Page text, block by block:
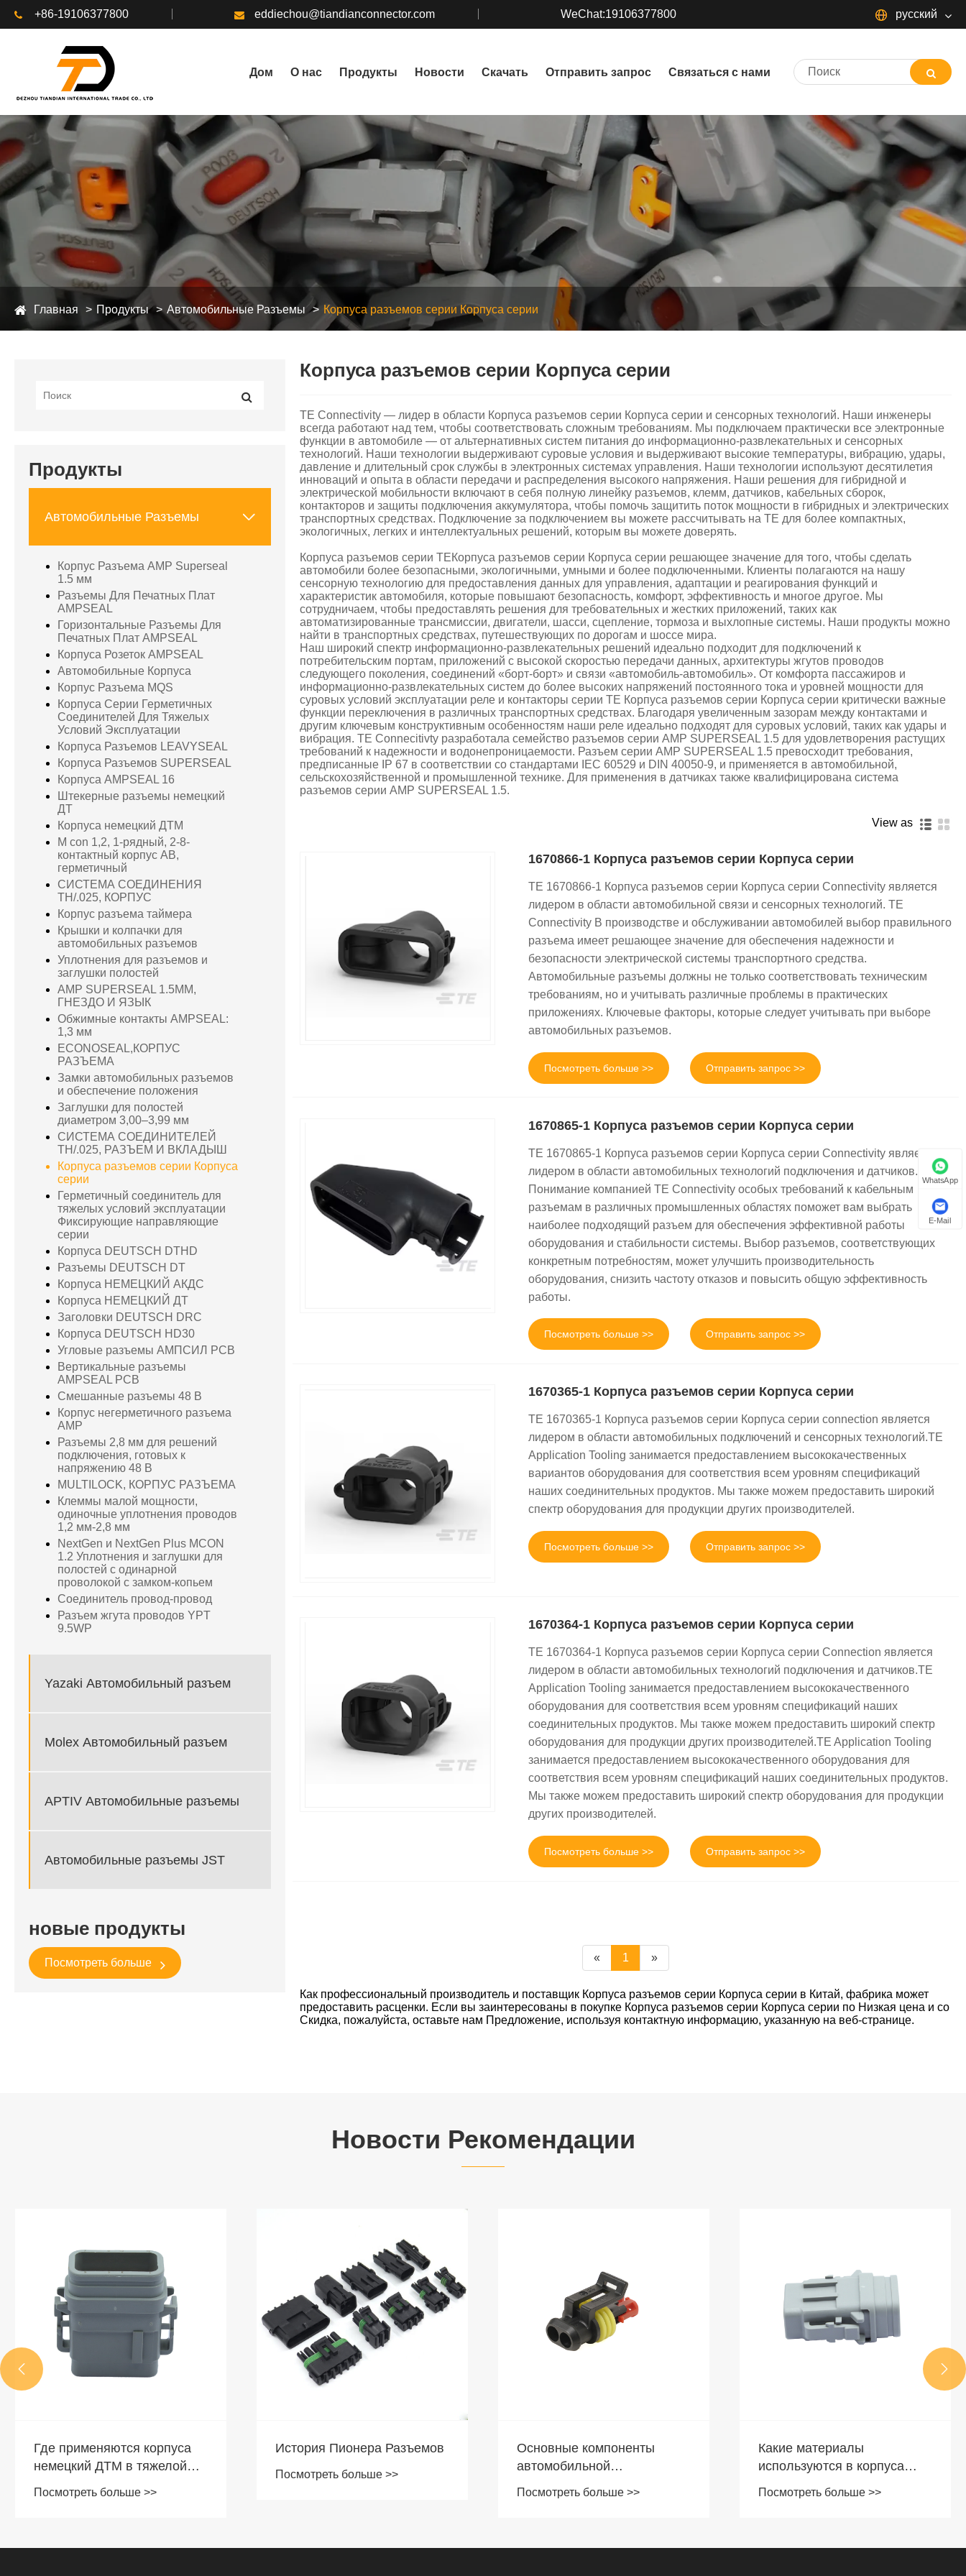
+86-19106377800 eddiechou@tiandianconnector.com WeChat:19106377800 русский
Дом О нас Продукты Новости Скачать Отправить запрос Связаться с нами
Главная Продукты Автомобильные Разъемы Корпуса разъемов серии Корпуса серии
Продукты
Автомобильные Разъемы 
Корпус Разъема AMP Superseal
1.5 мм
Разъемы Для Печатных Плат
AMPSEAL
Горизонтальные Разъемы Для
Печатных Плат AMPSEAL
Корпуса Розеток AMPSEAL
Автомобильные Корпуса
Корпус Разъема MQS
Корпуса Серии Герметичных
Соединителей Для Тяжелых
Условий Эксплуатации
Корпуса Разъемов LEAVYSEAL
Корпуса Разъемов SUPERSEAL
Корпуса AMPSEAL 16
Штекерные разъемы немецкий
ДТ
Корпуса немецкий ДТМ
M con 1,2, 1-рядный, 2-8-
контактный корпус AB,
герметичный
СИСТЕМА СОЕДИНЕНИЯ
TH/.025, КОРПУС
Корпус разъема таймера
Крышки и колпачки для
автомобильных разъемов
Уплотнения для разъемов и
заглушки полостей
AMP SUPERSEAL 1.5MM,
ГНЕЗДО И ЯЗЫК
Обжимные контакты AMPSEAL:
1,3 мм
ECONOSEAL,КОРПУС
РАЗЪЕМА
Замки автомобильных разъемов
и обеспечение положения
Заглушки для полостей
диаметром 3,00–3,99 мм
СИСТЕМА СОЕДИНИТЕЛЕЙ
TH/.025, РАЗЪЕМ И ВКЛАДЫШ
Корпуса разъемов серии Корпуса
серии
Герметичный соединитель для
тяжелых условий эксплуатации
Фиксирующие направляющие
серии
Корпуса DEUTSCH DTHD
Разъемы DEUTSCH DT
Корпуса НЕМЕЦКИЙ АКДС
Корпуса НЕМЕЦКИЙ ДТ
Заголовки DEUTSCH DRC
Корпуса DEUTSCH HD30
Угловые разъемы АМПСИЛ PCB
Вертикальные разъемы
AMPSEAL PCB
Смешанные разъемы 48 В
Корпус негерметичного разъема
AMP
Разъемы 2,8 мм для решений
подключения, готовых к
напряжению 48 В
MULTILOCK, КОРПУС РАЗЪЕМА
Клеммы малой мощности,
одиночные уплотнения проводов
1,2 мм-2,8 мм
NextGen и NextGen Plus MCON
1.2 Уплотнения и заглушки для
полостей с одинарной
проволокой с замком-копьем
Соединитель провод-провод
Разъем жгута проводов YPT
9.5WP
Yazaki Автомобильный разъем
Molex Автомобильный разъем
APTIV Автомобильные разъемы
Автомобильные разъемы JST
новые продукты
Посмотреть больше
Корпуса разъемов серии Корпуса серии
TE Connectivity — лидер в области Корпуса разъемов серии Корпуса серии и сенсорных технологий. Наши инженеры
всегда работают над тем, чтобы соответствовать сложным требованиям. Мы подключаем практически все электронные
функции в автомобиле — от альтернативных систем питания до информационно-развлекательных и сенсорных
технологий. Наши технологии выдерживают суровые условия и выдерживают высокие температуры, вибрацию, удары,
давление и длительный срок службы в электронных системах управления. Наши технологии используют десятилетия
инноваций и опыта в области передачи и распределения высокого напряжения. Наши решения для гибридной и
электрической мобильности включают в себя полную линейку разъемов, клемм, датчиков, кабельных сборок,
контакторов и защиты подключения аккумулятора, чтобы помочь защитить поток мощности в гибридных и электрических
транспортных средствах. Подключение за подключением вы можете рассчитывать на TE для более компактных,
экологичных, легких и интеллектуальных решений, которым вы можете доверять.
Корпуса разъемов серии TEКорпуса разъемов серии Корпуса серии решающее значение для того, чтобы сделать
автомобили более безопасными, экологичными, умными и более подключенными. Клиенты полагаются на нашу
сенсорную технологию для предоставления данных для управления, адаптации и реагирования функций и
характеристик автомобиля, которые повышают безопасность, комфорт, эффективность и многое другое. Мы
сотрудничаем, чтобы предоставлять решения для требовательных и жестких приложений, таких как
автоматизированные трансмиссии, двигатели, шасси, сцепление, тормоза и выхлопные системы. Наши продукты можно
найти в транспортных средствах, путешествующих по дорогам и шоссе мира.
Наш широкий спектр информационно-развлекательных решений идеально подходит для подключений к
потребительским портам, приложений с высокой скоростью передачи данных, архитектуры жгутов проводов
следующего поколения, соединений «борт-борт» и связи «автомобиль-автомобиль». От комфорта пассажиров и
информационно-развлекательных систем до более высоких напряжений постоянного тока и уровней мощности для
суровых условий эксплуатации реле и контакторы серии TE Корпуса разъемов серии Корпуса серии критически важные
функции переключения в различных транспортных средствах. Благодаря увеличенным зазорам между контактами и
другим ключевым конструктивным особенностям наши реле идеально подходят для суровых условий, таких как удары и
вибрация. TE Connecitivty разработала семейство разъемов серии AMP SUPERSEAL 1.5 для удовлетворения растущих
требований к надежности и водонепроницаемости. Разъем серии AMP SUPERSEAL 1.5 превосходит требования,
предписанные IP 67 в соответствии со стандартами IEC 60529 и DIN 40050-9, и применяется в автомобильной,
сельскохозяйственной и промышленной технике. Для применения в датчиках также квалифицирована система
разъемов серии AMP SUPERSEAL 1.5.
View as
1670866-1 Корпуса разъемов серии Корпуса серии
TE 1670866-1 Корпуса разъемов серии Корпуса серии Connectivity является
лидером в области автомобильной связи и сенсорных технологий. TE
Connectivity В производстве и обслуживании автомобилей выбор правильного
разъема имеет решающее значение для обеспечения надежности и
безопасности электрической системы транспортного средства.
Автомобильные разъемы должны не только соответствовать техническим
требованиям, но и учитывать различные проблемы в практических
приложениях. Ключевые факторы, которые следует учитывать при выборе
автомобильных разъемов.
Посмотреть больше >> Отправить запрос >>
1670865-1 Корпуса разъемов серии Корпуса серии
TE 1670865-1 Корпуса разъемов серии Корпуса серии Connectivity является
лидером в области автомобильных технологий подключения и датчиков.
Понимание компанией TE Connectivity особых требований к кабельным
разъемам в различных промышленных областях поможет вам выбрать
наиболее подходящий разъем для обеспечения эффективной работы
оборудования и стабильности системы. Выбор разъемов, соответствующих
конкретным потребностям, может улучшить производительность
оборудования, снизить частоту отказов и повысить общую эффективность
работы.
Посмотреть больше >> Отправить запрос >>
1670365-1 Корпуса разъемов серии Корпуса серии
TE 1670365-1 Корпуса разъемов серии Корпуса серии connection является
лидером в области автомобильных подключений и сенсорных технологий.TE
Application Tooling занимается предоставлением высококачественных
вариантов оборудования для соответствия всем уровням спецификаций
наших соединительных продуктов. Мы также можем предоставить широкий
спектр оборудования для продукции других производителей.
Посмотреть больше >> Отправить запрос >>
1670364-1 Корпуса разъемов серии Корпуса серии
TE 1670364-1 Корпуса разъемов серии Корпуса серии Connection является
лидером в области автомобильных технологий подключения и датчиков.TE
Application Tooling занимается предоставлением высококачественного
оборудования для соответствия всем уровням спецификаций наших
соединительных продуктов. Мы также можем предоставить широкий спектр
оборудования для продукции других производителей.TE Application Tooling
занимается предоставлением высококачественного оборудования для
соответствия всем уровням спецификаций наших соединительных продуктов.
Мы также можем предоставить широкий спектр оборудования для продукции
других производителей.
Посмотреть больше >> Отправить запрос >>
« 1 »
Как профессиональный производитель и поставщик Корпуса разъемов серии Корпуса серии в Китай, фабрика может
предоставить расценки. Если вы заинтересованы в покупке Корпуса разъемов серии Корпуса серии по Низкая цена и со
Скидка, пожалуйста, оставьте нам Предложение, используя контактную информацию, указанную на веб-странице.
Новости Рекомендации
История Пионера Разъемов
Посмотреть больше >>
Основные компоненты
автомобильной
электропроводки
Какие материалы
используются в корпуса
немецкий ДТМ?
Посмотреть больше >>
В чем преимущества
корпуса AMPSEAL 16 перед
аналогами?
Посмотреть больше >>
 
WhatsApp
E-Mail